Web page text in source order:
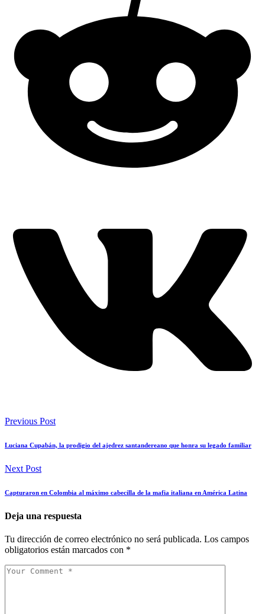
Previous Post
Luciana Cupabán, la prodigio del ajedrez santandereano que honra su legado familiar
Next Post
Capturaron en Colombia al máximo cabecilla de la mafia italiana en América Latina
Deja una respuesta
Tu dirección de correo electrónico no será publicada. Los campos
obligatorios están marcados con *